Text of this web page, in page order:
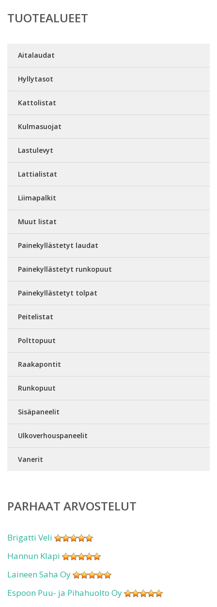
TUOTEALUEET
Aitalaudat
Hyllytasot
Kattolistat
Kulmasuojat
Lastulevyt
Lattialistat
Liimapalkit
Muut listat
Painekyllästetyt laudat
Painekyllästetyt runkopuut
Painekyllästetyt tolpat
Peitelistat
Polttopuut
Raakapontit
Runkopuut
Sisäpaneelit
Ulkoverhouspaneelit
Vanerit
PARHAAT ARVOSTELUT
Brigatti Veli
Hannun Klapi
Laineen Saha Oy
Espoon Puu- ja Pihahuolto Oy